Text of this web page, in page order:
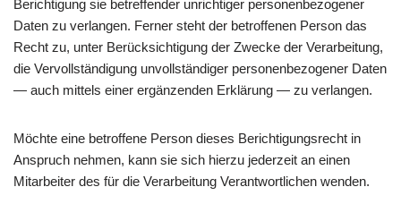
Berichtigung sie betreffender unrichtiger personenbezogener
Daten zu verlangen. Ferner steht der betroffenen Person das
Recht zu, unter Berücksichtigung der Zwecke der Verarbeitung,
die Vervollständigung unvollständiger personenbezogener Daten
— auch mittels einer ergänzenden Erklärung — zu verlangen.
Möchte eine betroffene Person dieses Berichtigungsrecht in
Anspruch nehmen, kann sie sich hierzu jederzeit an einen
Mitarbeiter des für die Verarbeitung Verantwortlichen wenden.